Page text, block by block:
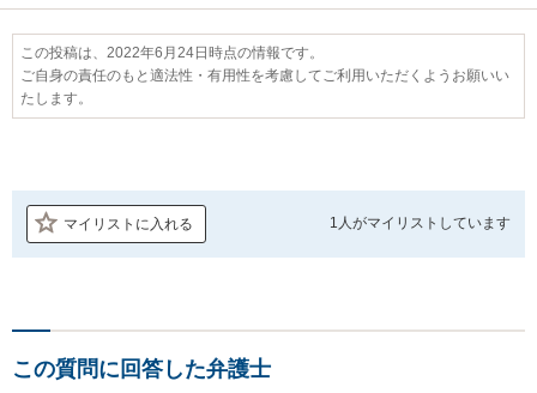
この投稿は、2022年6月24日時点の情報です。
ご自身の責任のもと適法性・有用性を考慮してご利用いただくようお願いい
たします。
マイリストに入れる 1人がマイリストしています
この質問に回答した弁護士